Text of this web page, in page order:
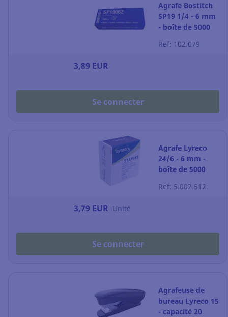
Agrafe Bostitch
SP19 1/4 - 6 mm
- boîte de 5000
Ref: 102.079
3,89 EUR
Se connecter
Agrafe Lyreco
24/6 - 6 mm -
boîte de 5000
Ref: 5.002.512
3,79 EUR Unité
Se connecter
Agrafeuse de
bureau Lyreco 15
- capacité 20